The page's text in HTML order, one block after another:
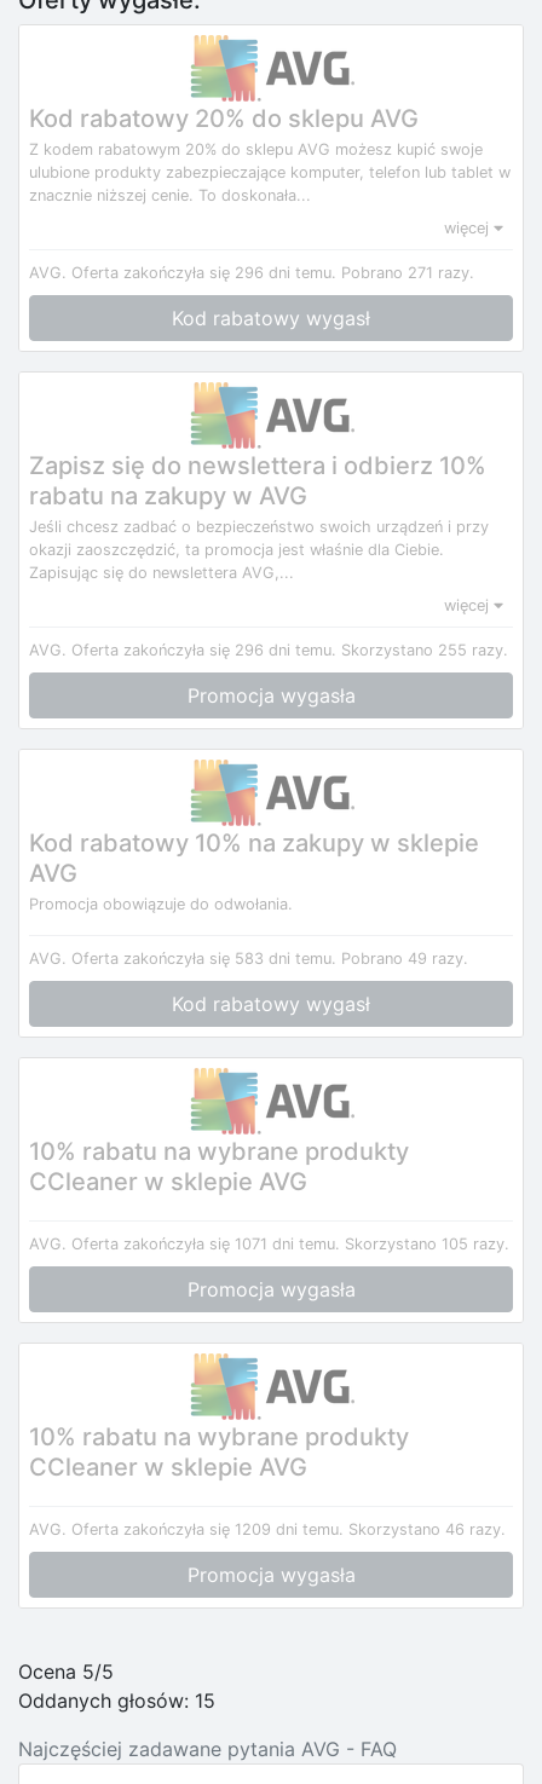
Kod rabatowy 20% do sklepu AVG
Z kodem rabatowym 20% do sklepu AVG możesz kupić swoje
ulubione produkty zabezpieczające komputer, telefon lub tablet w
znacznie niższej cenie. To doskonała...
więcej
AVG. Oferta zakończyła się 296 dni temu. Pobrano 271 razy.
Kod rabatowy wygasł
Zapisz się do newslettera i odbierz 10%
rabatu na zakupy w AVG
Jeśli chcesz zadbać o bezpieczeństwo swoich urządzeń i przy
okazji zaoszczędzić, ta promocja jest właśnie dla Ciebie.
Zapisując się do newslettera AVG,...
więcej
AVG. Oferta zakończyła się 296 dni temu. Skorzystano 255 razy.
Promocja wygasła
Kod rabatowy 10% na zakupy w sklepie
AVG
Promocja obowiązuje do odwołania.
AVG. Oferta zakończyła się 583 dni temu. Pobrano 49 razy.
Kod rabatowy wygasł
10% rabatu na wybrane produkty
CCleaner w sklepie AVG
AVG. Oferta zakończyła się 1071 dni temu. Skorzystano 105 razy.
Promocja wygasła
10% rabatu na wybrane produkty
CCleaner w sklepie AVG
AVG. Oferta zakończyła się 1209 dni temu. Skorzystano 46 razy.
Promocja wygasła
Ocena 5/5
Oddanych głosów: 15
Najczęściej zadawane pytania AVG - FAQ